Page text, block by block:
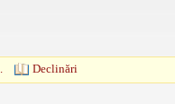
Declinări